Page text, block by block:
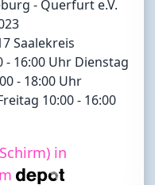
- Querfurt e.V.
Saalekreis
- 16:00 Uhr Dienstag
- 18:00 Uhr
10:00 - 16:00
in